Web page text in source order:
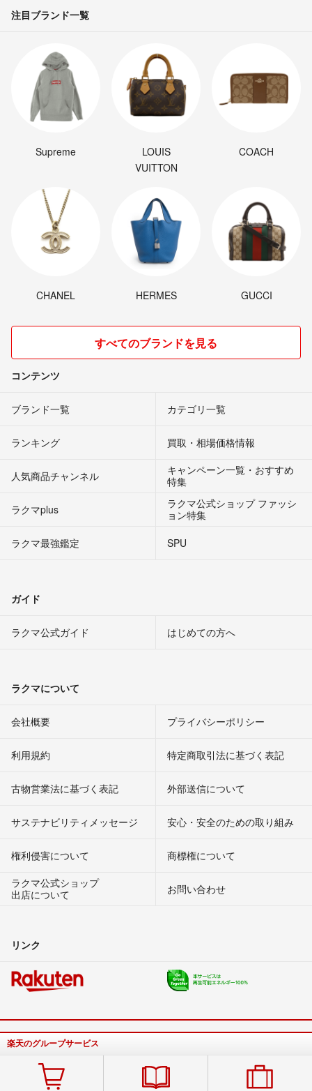
注目ブランド一覧
Supreme
LOUIS
VUITTON
COACH
CHANEL HERMES GUCCI
すべてのブランドを見る
コンテンツ
ブランド一覧 カテゴリ一覧
ランキング 買取・相場価格情報
人気商品チャンネル
キャンペーン一覧・おすすめ
特集
ラクマplus
ラクマ公式ショップ ファッシ
ョン特集
ラクマ最強鑑定
SPU
ガイド
ラクマ公式ガイド はじめての方へ
ラクマについて
会社概要 プライバシーポリシー
利用規約 特定商取引法に基づく表記
古物営業法に基づく表記 外部送信について
サステナビリティメッセージ 安心・安全のための取り組み
権利侵害について
商標権について
ラクマ公式ショップ
出店について
お問い合わせ
リンク
楽天のグループサービス